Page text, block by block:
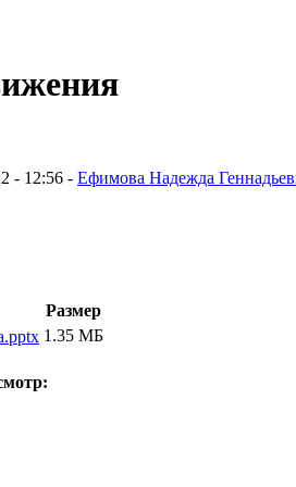
- 12:56 - Ефимова Надежда
Размер
1.35 МБ